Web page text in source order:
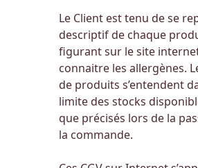
Le Client est tenu de se
descriptif de chaque
figurant sur le site
connaitre les allergènes.
de produits s’entendent
limite des stocks
que précisés lors de la
la commande.